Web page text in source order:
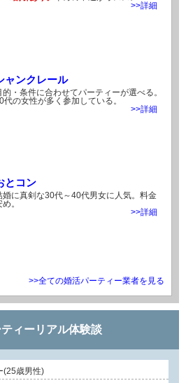
>>詳細
ャンクレール
的・条件に合わせてパーティーが選べる。
代の女性が多く参加している。
>>詳細
とコン
婚に真剣な30代～40代男女に人気。料金
。
>>詳細
>>全ての婚活パーティー業者を見る
ィーリアル体験談
(25歳男性)